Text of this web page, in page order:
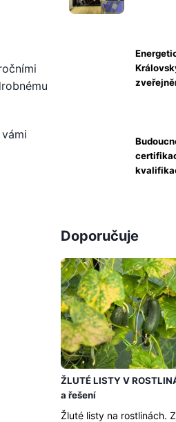
Doporučuje
ŽLUTÉ LISTY V
a řešení
Žluté listy na rostlinách.